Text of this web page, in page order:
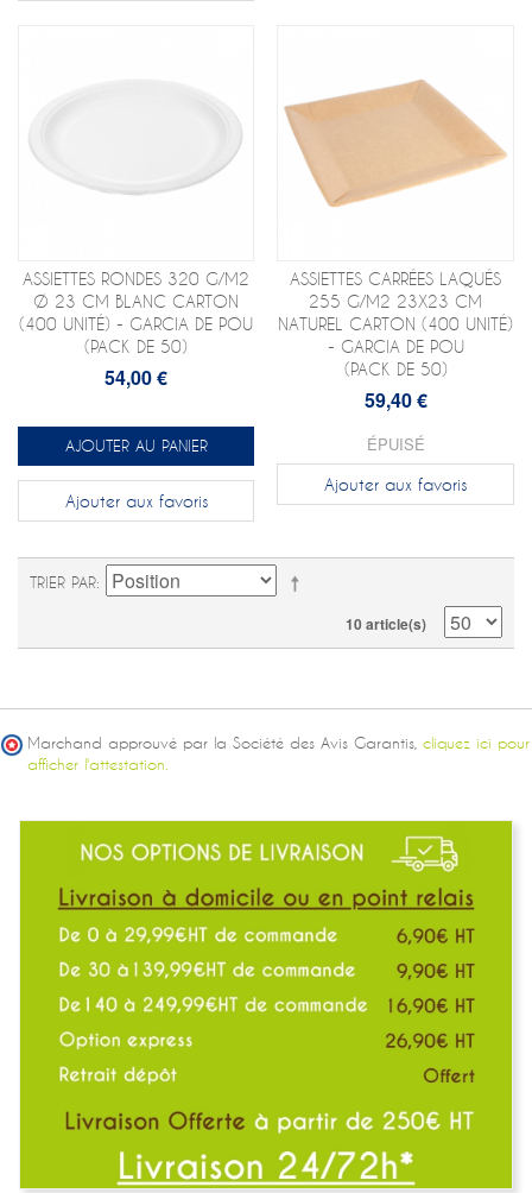
ASSIETTES RONDES 320 G/M2
Ø 23 CM BLANC CARTON
(400 UNITÉ) - GARCIA DE POU
(PACK DE 50)
54,00 €
AJOUTER AU PANIER
Ajouter aux favoris
ASSIETTES CARRÉES LAQUÉS
255 G/M2 23X23 CM
NATUREL CARTON (400 UNITÉ)
- GARCIA DE POU
(PACK DE 50)
59,40 €
ÉPUISÉ
Ajouter aux favoris
TRIER PAR
10 article(s)
Marchand approuvé par la Société des Avis Garantis, cliquez ici pour
afficher l'attestation.